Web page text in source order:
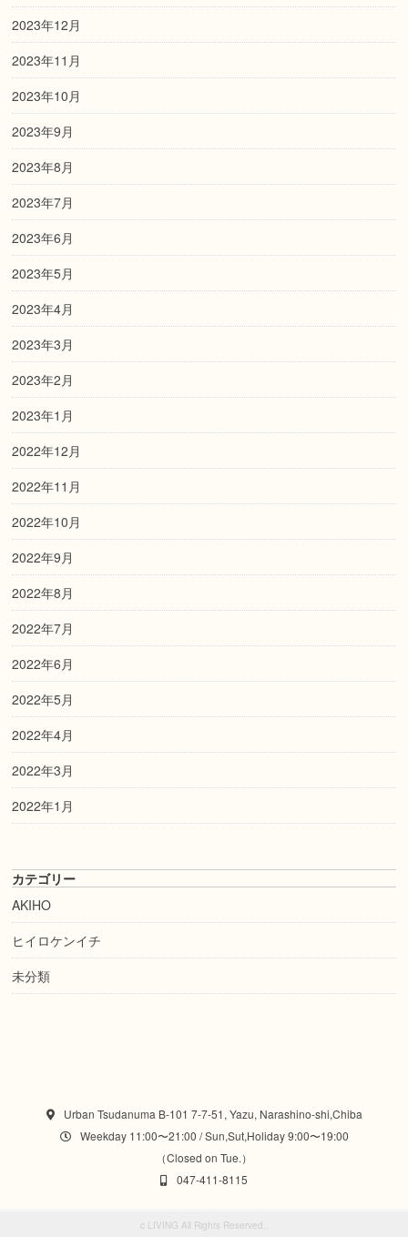
2023年12月
2023年11月
2023年10月
2023年9月
2023年8月
2023年7月
2023年6月
2023年5月
2023年4月
2023年3月
2023年2月
2023年1月
2022年12月
2022年11月
2022年10月
2022年9月
2022年8月
2022年7月
2022年6月
2022年5月
2022年4月
2022年3月
2022年1月
カテゴリー
AKIHO
ヒイロケンイチ
未分類
Urban Tsudanuma B-101 7-7-51, Yazu, Narashino-shi,Chiba
Weekday 11:00〜21:00 / Sun,Sut,Holiday 9:00〜19:00
（Closed on Tue.）
047-411-8115
c LIVING All Rights Reserved..